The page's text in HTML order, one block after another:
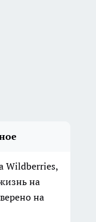
Wildberries,
на
на